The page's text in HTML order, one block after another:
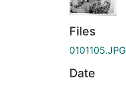
Files
0101105.JPG
Date